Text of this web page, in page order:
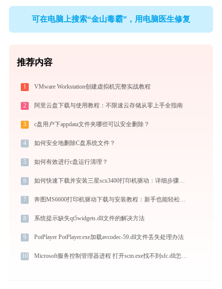
可在电脑上搜索“金山毒霸”，用电脑医生修复
推荐内容
1 VMware Workstation创建虚拟机完整实战教程
2 阿里云盘下载与使用教程：不限速云存储从零上手全指南
3 c盘用户下appdata文件夹哪些可以安全删除？
4 如何安全地删除C盘系统文件？
5 如何有效进行c盘运行清理？
6 如何快速下载并安装三星scx3400打印机驱动：详细步骤解析
7 奔图MS6600打印机驱动下载与安装教程：新手也能轻松搞定
8 系统提示缺失qt5widgets.dll文件的解决方法
9 PotPlayer PotPlayer.exe加载avcodec-59.dll文件丢失处理办法
10 Microsoft服务控制管理器进程 打开scm.exe找不到sfc.dll怎么办